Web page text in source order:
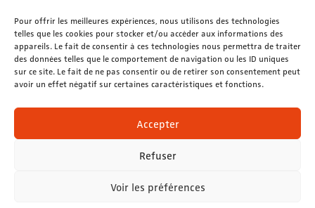
Pour offrir les meilleures expériences, nous utilisons des technologies
telles que les cookies pour stocker et/ou accéder aux informations des
appareils. Le fait de consentir à ces technologies nous permettra de traiter
des données telles que le comportement de navigation ou les ID uniques
sur ce site. Le fait de ne pas consentir ou de retirer son consentement peut
avoir un effet négatif sur certaines caractéristiques et fonctions.
Accepter
Refuser
Voir les préférences
Dimanche: 11h - 00h
04 77 32 32 01